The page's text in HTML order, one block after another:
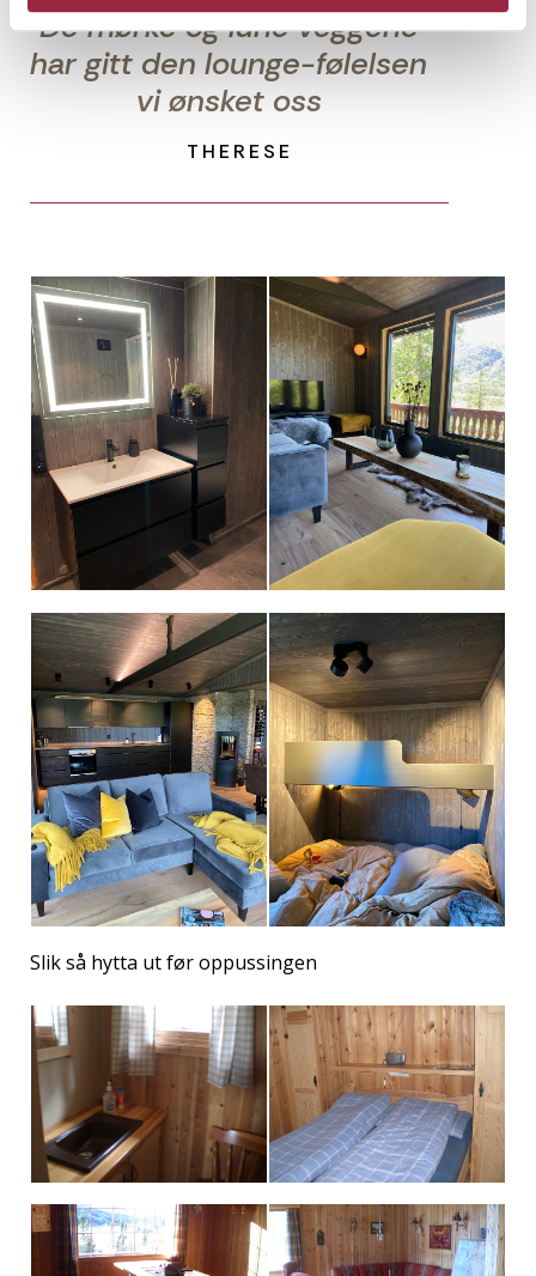
De mørke og lune veggene
har gitt den lounge-følelsen
vi ønsket oss
THERESE
Slik så hytta ut før oppussingen